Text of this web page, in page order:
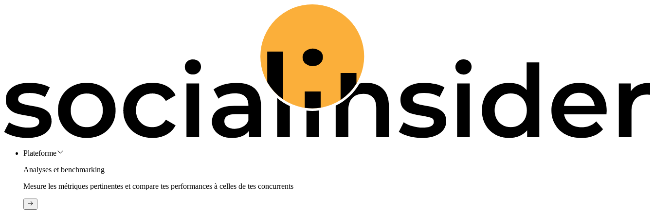
Plateforme
Analyses et benchmarking
Mesure les métriques pertinentes et compare tes performances à celles de tes concurrents